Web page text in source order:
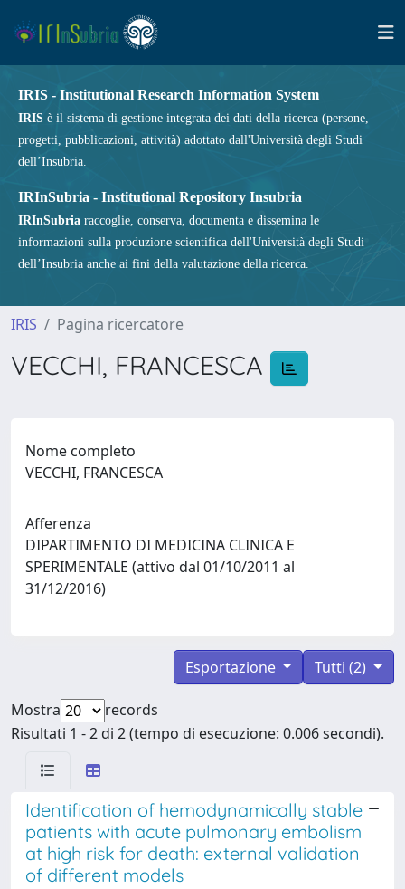
IRIS - Institutional Research Information System
IRIS è il sistema di gestione integrata dei dati della ricerca (persone,
progetti, pubblicazioni, attività) adottato dall'Università degli Studi
dell’Insubria.
IRInSubria - Institutional Repository Insubria
IRInSubria raccoglie, conserva, documenta e dissemina le
informazioni sulla produzione scientifica dell'Università degli Studi
dell’Insubria anche ai fini della valutazione della ricerca.
IRIS Pagina ricercatore
VECCHI, FRANCESCA
Nome completo
VECCHI, FRANCESCA
Afferenza
DIPARTIMENTO DI MEDICINA CLINICA E
SPERIMENTALE (attivo dal 01/10/2011 al
31/12/2016)
Tutti (2)
Esportazione
Mostra
records
Risultati 1 - 2 di 2 (tempo di esecuzione: 0.006 secondi).
Identification of hemodynamically stable
patients with acute pulmonary embolism
at high risk for death: external validation
of different models